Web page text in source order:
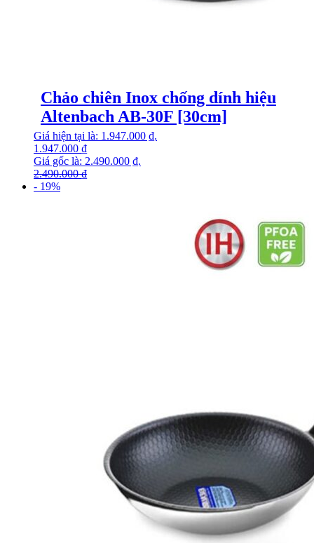
Chảo chiên Inox chống dính hiệu
Altenbach AB-30F [30cm]
2.490.000₫
Giá gốc là: 2.490.000 ₫.
1.947.000 ₫
Giá hiện tại là: 1.947.000 ₫.
- 19%